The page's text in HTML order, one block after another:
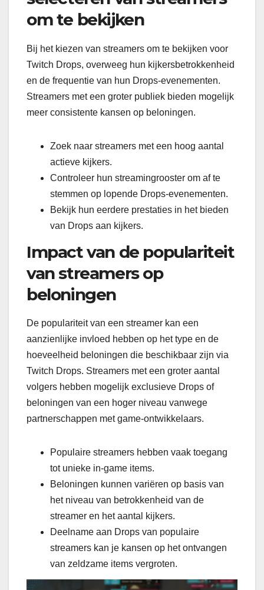
om te bekijken
Bij het kiezen van streamers om te bekijken voor
Twitch Drops, overweeg hun kijkersbetrokkenheid
en de frequentie van hun Drops-evenementen.
Streamers met een groter publiek bieden mogelijk
meer consistente kansen op beloningen.
Zoek naar streamers met een hoog aantal
actieve kijkers.
Controleer hun streamingrooster om af te
stemmen op lopende Drops-evenementen.
Bekijk hun eerdere prestaties in het bieden
van Drops aan kijkers.
Impact van de populariteit
van streamers op
beloningen
De populariteit van een streamer kan een
aanzienlijke invloed hebben op het type en de
hoeveelheid beloningen die beschikbaar zijn via
Twitch Drops. Streamers met een groter aantal
volgers hebben mogelijk exclusieve Drops of
beloningen van een hoger niveau vanwege
partnerschappen met game-ontwikkelaars.
Populaire streamers hebben vaak toegang
tot unieke in-game items.
Beloningen kunnen variëren op basis van
het niveau van betrokkenheid van de
streamer en het aantal kijkers.
Deelname aan Drops van populaire
streamers kan je kansen op het ontvangen
van zeldzame items vergroten.